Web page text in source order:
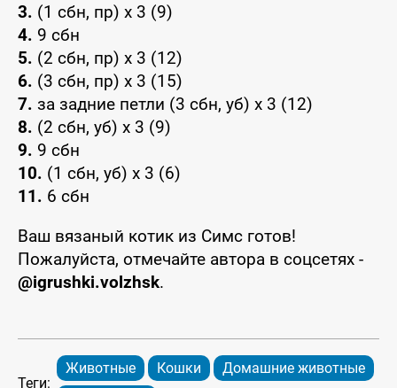
3. (1 сбн, пр) х 3 (9)
4. 9 сбн
5. (2 сбн, пр) х 3 (12)
6. (3 сбн, пр) х 3 (15)
7. за задние петли (3 сбн, уб) х 3 (12)
8. (2 сбн, уб) х 3 (9)
9. 9 сбн
10. (1 сбн, уб) х 3 (6)
11. 6 сбн
Ваш вязаный котик из Симс готов!
Пожалуйста, отмечайте автора в соцсетях -
@igrushki.volzhsk.
Теги:
Животные Кошки
Домашние животные